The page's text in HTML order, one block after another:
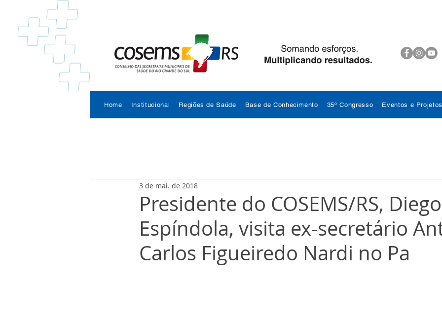
Home Institucional Regiões de Saúde Base de Conhecimento 35º Congresso Eventos e Projetos
Presidente do COSEMS/RS, Diego
Espíndola, visita ex-secretário
Carlos Figueiredo Nardi no Pa
3 de mai. de 2018